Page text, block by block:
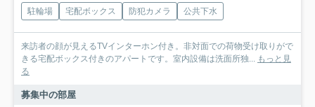
駐輪場 宅配ボックス 防犯カメラ 公共下水
来訪者の顔が見えるTVインターホン付き。非対面での荷物受け取りがで
きる宅配ボックス付きのアパートです。室内設備は洗面所独... もっと見
る
募集中の部屋